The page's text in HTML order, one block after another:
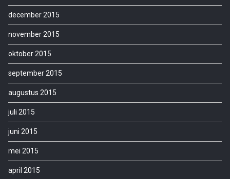
december 2015
november 2015
oktober 2015
september 2015
augustus 2015
juli 2015
juni 2015
mei 2015
april 2015